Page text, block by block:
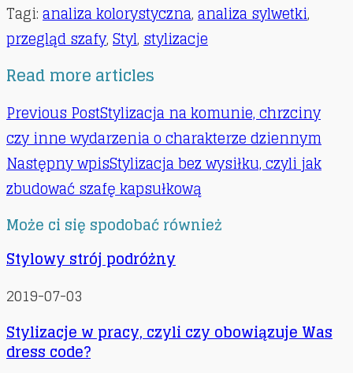
Tagi:analiza kolorystyczna,analiza sylwetki,
przegląd szafy,Styl,stylizacje
Read more articles
Previous PostStylizacja na komunie, chrzciny
czy inne wydarzenia o charakterze dziennym
Następny wpisStylizacja bez wysiłku, czyli jak
zbudować szafę kapsułkową
Może ci się spodobać również
Stylowy strój podróżny
2019-07-03
Stylizacje w pracy, czyli czy obowiązuje Was
dress code?